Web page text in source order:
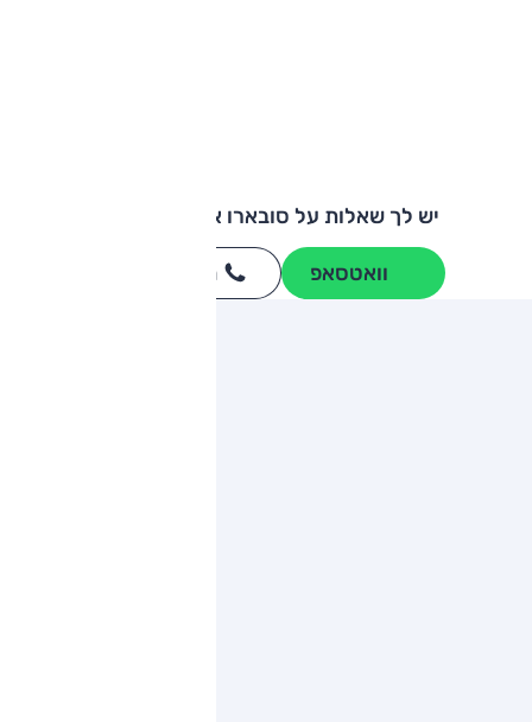
יש לך שאלות על סובארו אימפרזה STI?
וואטסאפ חייגו
מותגים מתחרים